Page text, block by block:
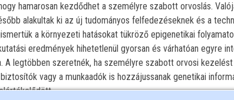
hamarosan kezdődhet a személyre szabott orvoslás.
alakultak ki az új tudományos felfedezéseknek és a
a környezeti hatásokat tükröző epigenetikai
eredmények hihetetlenül gyorsan és várhatóan egyre
A legtöbben szeretnék, ha személyre szabott orvosi kezelést
vagy a munkaadók is hozzájussanak genetikai